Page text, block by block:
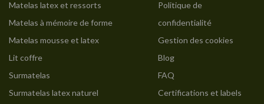
Matelas latex et ressorts
Matelas à mémoire de forme
Matelas mousse et latex
Lit coffre
Surmatelas
Surmatelas latex naturel
Politique de
confidentialité
Gestion des cookies
Blog
FAQ
Certifications et labels